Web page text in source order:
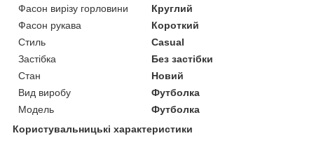
Фасон вирізу горловини
Круглий
Фасон рукава
Короткий
Стиль
Casual
Застібка
Без застібки
Стан
Новий
Вид виробу
Футболка
Модель
Футболка
Користувальницькі характеристики